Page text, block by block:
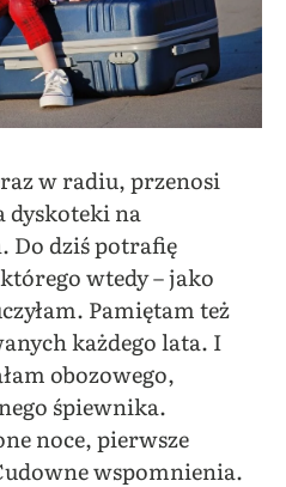
w radiu, przenosi
dyskoteki na
Do dziś potrafię
wtedy – jako
Pamiętam też
każdego lata. I
obozowego,
śpiewnika.
noce, pierwsze
wspomnienia.